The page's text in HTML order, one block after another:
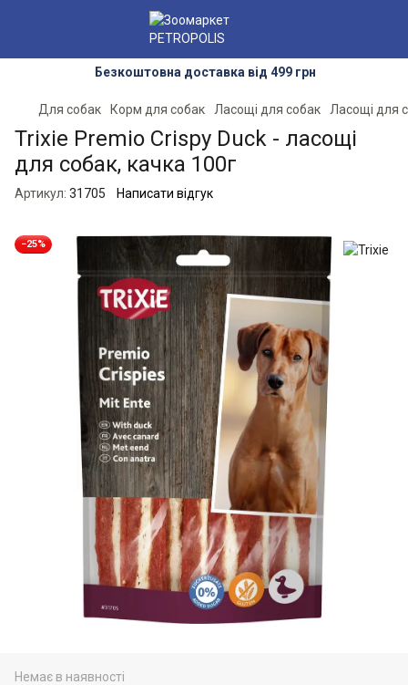
Безкоштовна доставка від 499 грн
Для собак Корм для собак Ласощі для собак Ласощі для
Trixie Premio Crispy Duck - ласощі
для собак, качка 100г
Артикул: 31705 Написати відгук
−25%
Немає в наявності